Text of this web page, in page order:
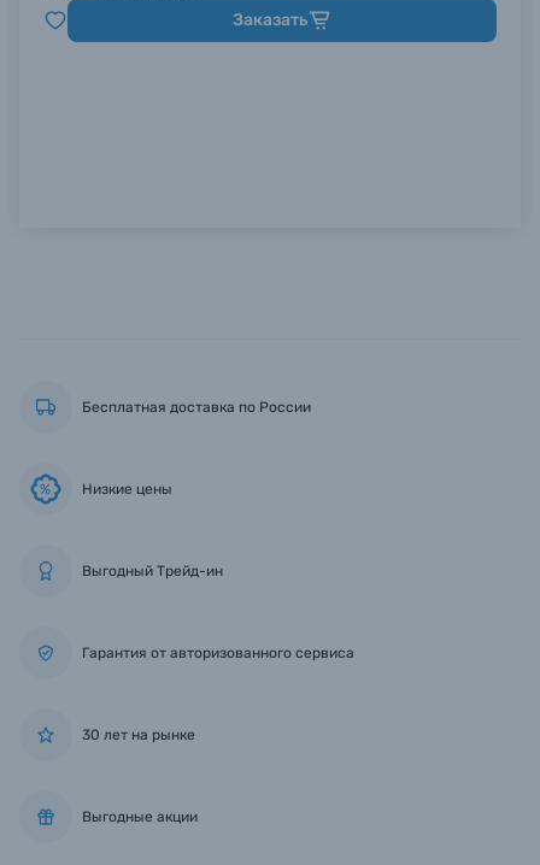
Заказать
Бесплатная доставка по России
% Низкие цены
Выгодный Трейд-ин
Гарантия от авторизованного сервиса
30 лет на рынке
Выгодные акции